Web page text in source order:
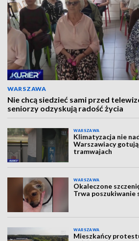
WARSZAWA
Nie chcą siedzieć sami przed
seniorzy odzyskują radość życia
WARSZAWA
Klimatyzacja nie
Warszawiacy
tramwajach
WARSZAWA
Okaleczone
Trwa poszukiwanie
WARSZAWA
Mieszkańcy